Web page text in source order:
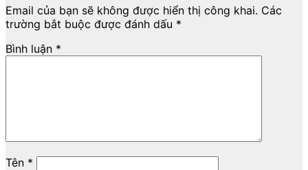
Email của bạn sẽ không được hiển thị công khai. Các
trường bắt buộc được đánh dấu *
Bình luận *
Tên *